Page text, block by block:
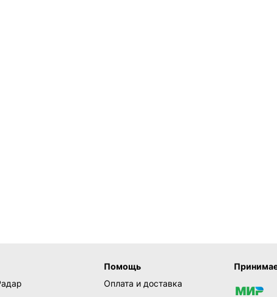
Помощь
Оплата и доставка